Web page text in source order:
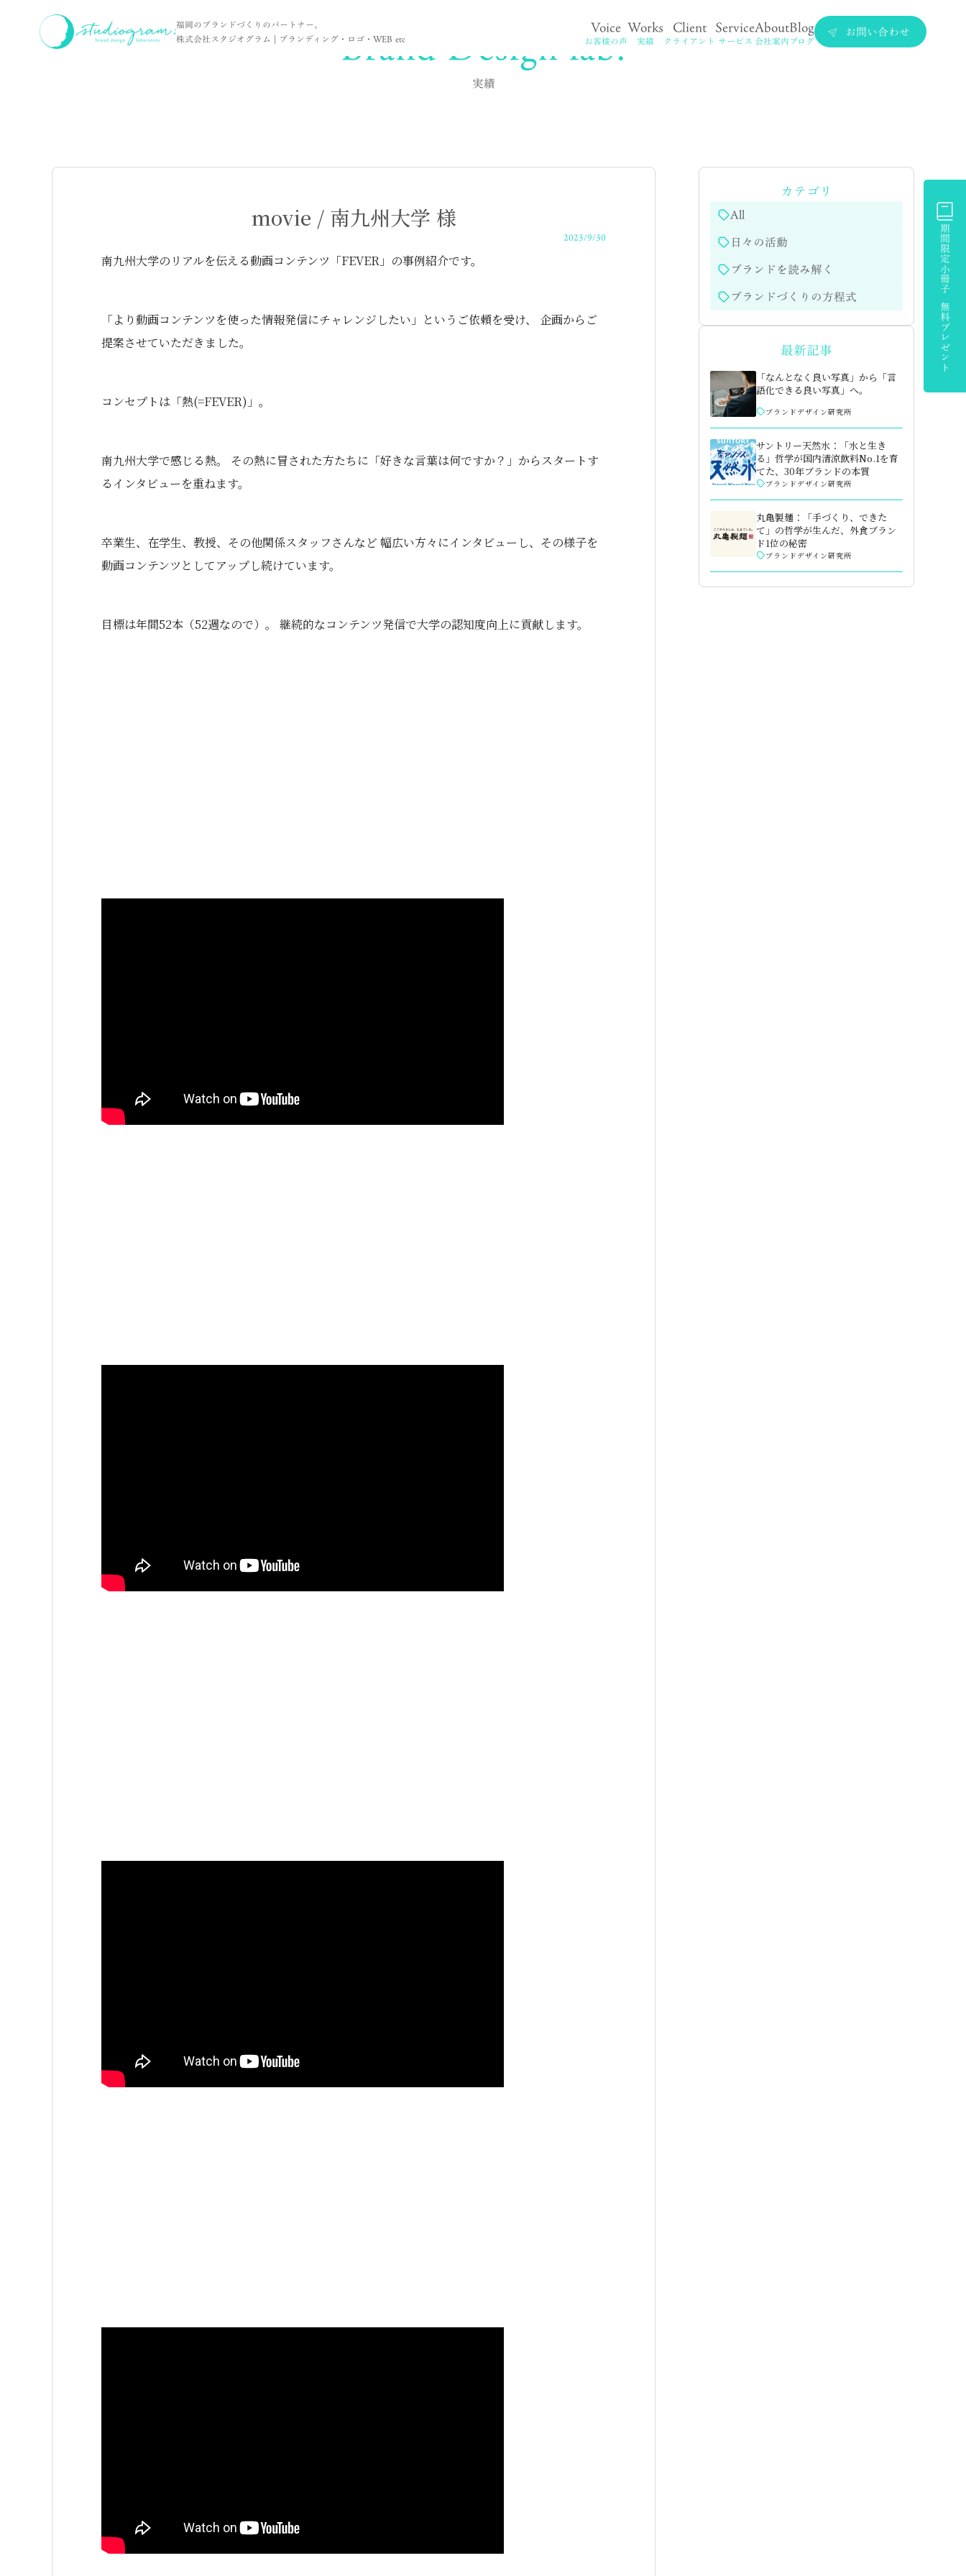
福岡のブランドづくりのパートナー。
株式会社スタジオグラム | ブランディング・ロゴ・WEB etc
Voice
お客様の声
Works
実績
Client
クライアント
Service
サービス
About
会社案内
Blog
ブログ お問い合わせ
ホーム Brand Design lab.
実績
movie / 南九州大学 様
2023/9/30
南九州大学のリアルを伝える動画コンテンツ「FEVER」の事例紹介です。
「より動画コンテンツを使った情報発信にチャレンジしたい」というご依頼を受け、 企画からご
提案させていただきました。
コンセプトは「熱(=FEVER)」。
南九州大学で感じる熱。 その熱に冒された方たちに「好きな言葉は何ですか？」からスタートす
るインタビューを重ねます。
卒業生、在学生、教授、その他関係スタッフさんなど 幅広い方々にインタビューし、その様子を
動画コンテンツとしてアップし続けています。
目標は年間52本（52週なので）。 継続的なコンテンツ発信で大学の認知度向上に貢献します。
カテゴリ
All
日々の活動
ブランドを読み解く
ブランドづくりの方程式
最新記事
「なんとなく良い写真」から「言
語化できる良い写真」へ。
ブランドデザイン研究所
サントリー天然水：「水と生き
る」哲学が国内清涼飲料No.1を育
てた、30年ブランドの本質
ブランドデザイン研究所
丸亀製麺：「手づくり、できた
て」の哲学が生んだ、外食ブラン
ド1位の秘密
ブランドデザイン研究所
期間限定小冊子 無料プレゼント